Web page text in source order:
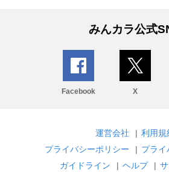
みんカラ公式
Facebook X
運営会社 | 利用規
プライバシーポリシー
| プライ
ガイドライン
| ヘルプ |